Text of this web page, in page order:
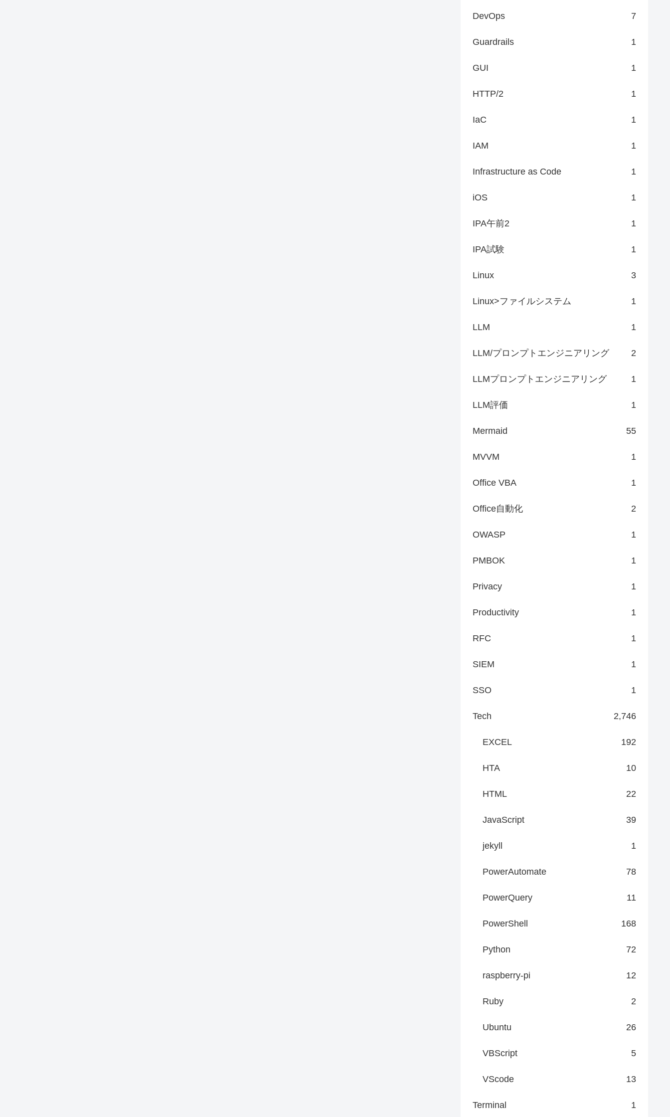
DevOps 7
Guardrails 1
GUI 1
HTTP/2 1
IaC 1
IAM 1
Infrastructure as Code 1
iOS 1
IPA午前2 1
IPA試験 1
Linux 3
Linux>ファイルシステム 1
LLM 1
LLM/プロンプトエンジニアリング 2
LLMプロンプトエンジニアリング 1
LLM評価 1
Mermaid 55
MVVM 1
Office VBA 1
Office自動化 2
OWASP 1
PMBOK 1
Privacy 1
Productivity 1
RFC 1
SIEM 1
SSO 1
Tech 2,746
EXCEL 192
HTA 10
HTML 22
JavaScript 39
jekyll 1
PowerAutomate 78
PowerQuery 11
PowerShell 168
Python 72
raspberry-pi 12
Ruby 2
Ubuntu 26
VBScript 5
VScode 13
Terminal 1